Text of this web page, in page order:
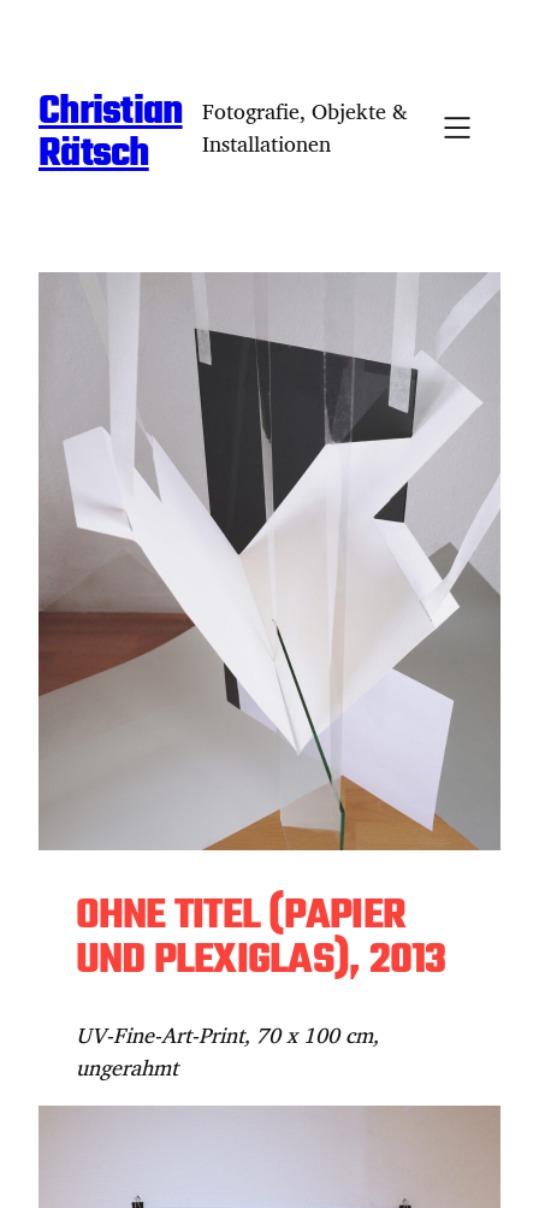
springen
Christian
Rätsch
Fotografie, Objekte &
Installationen
OHNE TITEL (PAPIER
UND PLEXIGLAS), 2013
UV-Fine-Art-Print, 70 x 100 cm,
ungerahmt